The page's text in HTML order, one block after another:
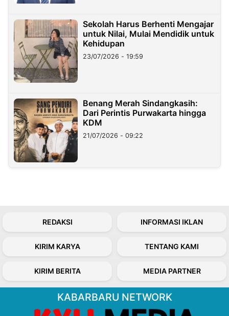
Sekolah Harus Berhenti Mengajar
untuk Nilai, Mulai Mendidik untuk
Kehidupan
23/07/2026 - 19:59
Benang Merah Sindangkasih:
Dari Perintis Purwakarta hingga
KDM
21/07/2026 - 09:22
REDAKSI INFORMASI IKLAN
KIRIM KARYA TENTANG KAMI
KIRIM BERITA MEDIA PARTNER
KABARBARU NETWORK